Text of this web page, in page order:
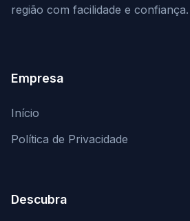
região com facilidade e confiança.
Empresa
Início
Política de Privacidade
Descubra